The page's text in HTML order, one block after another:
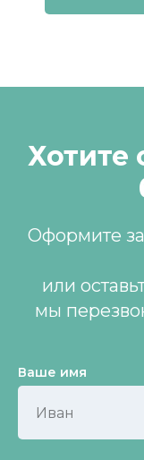
Хотите
Оформите
или
мы
Ваше имя